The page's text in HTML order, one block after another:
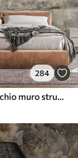
284
imitazione di un vecchio muro strutturato